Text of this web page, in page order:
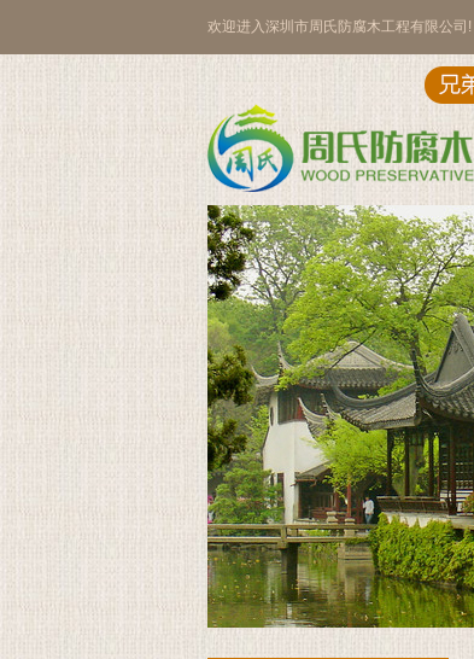
欢迎进入深圳市周氏防腐木工程有限公司!